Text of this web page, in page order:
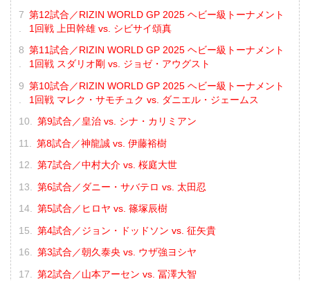
第12試合／RIZIN WORLD GP 2025 ヘビー級トーナメント
1回戦 上田幹雄 vs. シビサイ頌真
第11試合／RIZIN WORLD GP 2025 ヘビー級トーナメント
1回戦 スダリオ剛 vs. ジョゼ・アウグスト
第10試合／RIZIN WORLD GP 2025 ヘビー級トーナメント
1回戦 マレク・サモチュク vs. ダニエル・ジェームス
第9試合／皇治 vs. シナ・カリミアン
第8試合／神龍誠 vs. 伊藤裕樹
第7試合／中村大介 vs. 桜庭大世
第6試合／ダニー・サバテロ vs. 太田忍
第5試合／ヒロヤ vs. 篠塚辰樹
第4試合／ジョン・ドッドソン vs. 征矢貴
第3試合／朝久泰央 vs. ウザ強ヨシヤ
第2試合／山本アーセン vs. 冨澤大智